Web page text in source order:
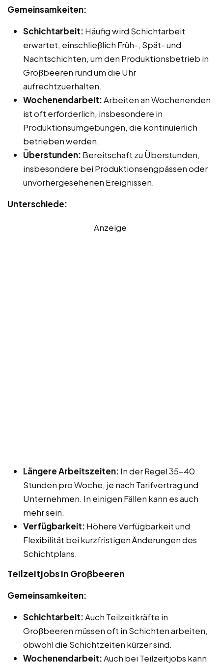
Gemeinsamkeiten:
Schichtarbeit: Häufig wird Schichtarbeit
erwartet, einschließlich Früh-, Spät- und
Nachtschichten, um den Produktionsbetrieb in
Großbeeren rund um die Uhr
aufrechtzuerhalten.
Wochenendarbeit:Arbeiten an Wochenenden
ist oft erforderlich, insbesondere in
Produktionsumgebungen, die kontinuierlich
betrieben werden.
Überstunden: Bereitschaft zu Überstunden,
insbesondere bei Produktionsengpässen oder
unvorhergesehenen Ereignissen.
Unterschiede:
Anzeige
Längere Arbeitszeiten: In der Regel 35-40
Stunden pro Woche, je nach Tarifvertrag und
Unternehmen. In einigen Fällen kann es auch
mehr sein.
Verfügbarkeit: Höhere Verfügbarkeit und
Flexibilität bei kurzfristigen Änderungen des
Schichtplans.
Teilzeitjobs in Großbeeren
Gemeinsamkeiten:
Schichtarbeit:Auch Teilzeitkräfte in
Großbeeren müssen oft in Schichten arbeiten,
obwohl die Schichtzeiten kürzer sind.
Wochenendarbeit:Auch bei Teilzeitjobs kann